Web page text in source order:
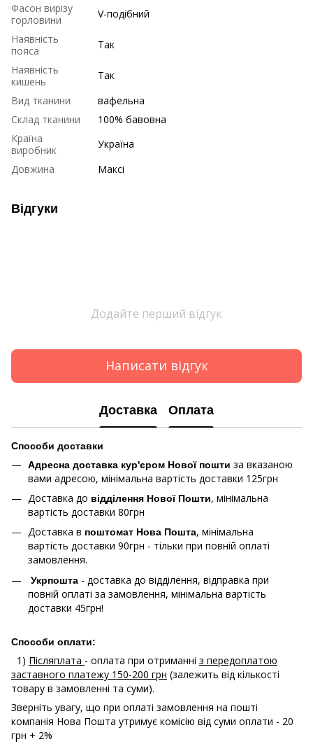
Фасон вирізу
горловини
V-подібний
Наявність
пояса
Так
Наявність
кишень
Так
Вид тканини
вафельна
Склад тканини
100% бавовна
Країна
виробник
Україна
Довжина
Максі
Відгуки
Додайте перший відгук
Написати відгук
Доставка Оплата
Способи доставки
Адресна доставка кур'єром Нової пошти за вказаною
вами адресою, мінімальна вартість доставки 125грн
Доставка до відділення Нової Пошти, мінімальна
вартість доставки 80грн
Доставка в поштомат Нова Пошта, мінімальна
вартість доставки 90грн - тільки при повній оплаті
замовлення.
Укрпошта - доставка до відділення, відправка при
повній оплаті за замовлення, мінімальна вартість
доставки 45грн!
Способи оплати:
1) Післяплата - оплата при отриманні з передоплатою
заставного платежу 150-200 грн (залежить від кількості
товару в замовленні та суми).
Зверніть увагу, що при оплаті замовлення на пошті
компанія Нова Пошта утримує комісію від суми оплати - 20
грн + 2%